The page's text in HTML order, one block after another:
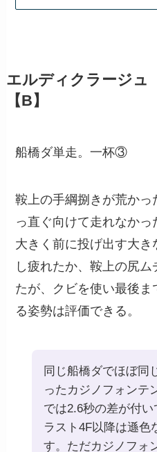
エルディクラージ
【B】
船橋ダ単走。一杯③
鞍上の手綱捌きが荒か
っ直ぐ向けて走れなか
大きく前に投げ出す大
し疲れたか、鞍上の尻
たが、クビを使い最後
る姿勢は評価できる。
同じ船橋ダでほぼ同
ったカジノフォンテ
では2.6秒の差が付い
ラスト4F以降は遜色
す。ただカジノフォ